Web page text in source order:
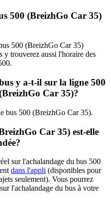
500 (BreizhGo Car 35)
500 (BreizhGo Car 35)
y trouverez aussi l'horaire des
y a-t-il sur la ligne 500
Car 35)?
bus 500 (BreizhGo Car 35).
Car 35) est-elle
sur l'achalandage du bus 500
dans l'appli (disponibles pour
seulement). Vous pourrez
l'achalandage du bus à votre